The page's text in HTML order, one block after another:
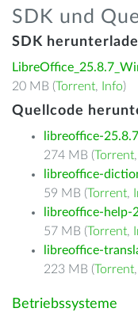
SDK und
SDK
20 MB (Torrent, Info)
Quellcode
libreoffice-
274 MB (Torrent,
libreoffice-
59 MB (Torrent,
libreoffice-help-
57 MB (Torrent,
libreoffice-
223 MB (Torrent,
Betriebssysteme